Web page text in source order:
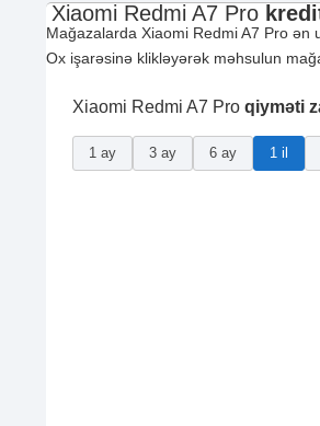
Xiaomi Redmi A7 Pro
Mağazalarda Xiaomi Redmi A7 Pro ən
Ox işarəsinə klikləyərək məhsulun
Xiaomi Redmi A7 Pro qiyməti
1 ay 3 ay 6 ay 1 il